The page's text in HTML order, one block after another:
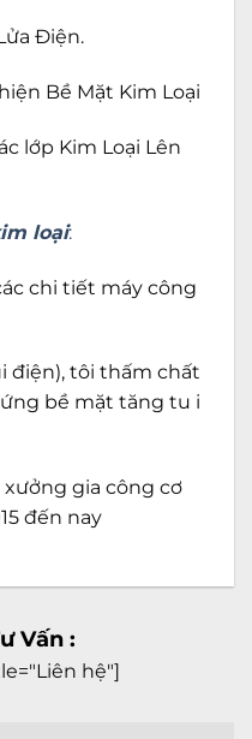
Điện.
Bề Mặt Kim Loại
lớp Kim Loại Lên
loại:
chi tiết máy công
điện), tôi thấm chất
bề mặt tăng tu i
gia công cơ
đến nay
Vấn :
hệ"]